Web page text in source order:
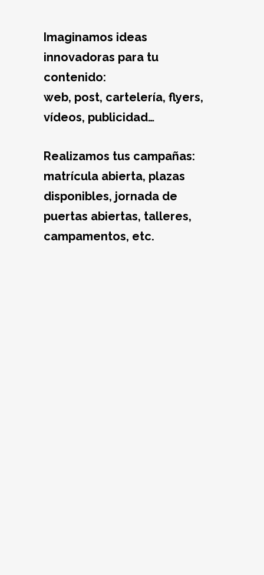
Imaginamos ideas
innovadoras para tu
contenido:
web, post, cartelería, flyers,
vídeos, publicidad…
Realizamos tus campañas:
matrícula abierta, plazas
disponibles, jornada de
puertas abiertas, talleres,
campamentos, etc.